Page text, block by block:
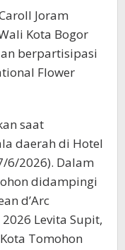
Joram
Kota Bogor
berpartisipasi
Flower
saat
daerah di Hotel
6/2026). Dalam
didampingi
d’Arc
Levita Supit,
Tomohon